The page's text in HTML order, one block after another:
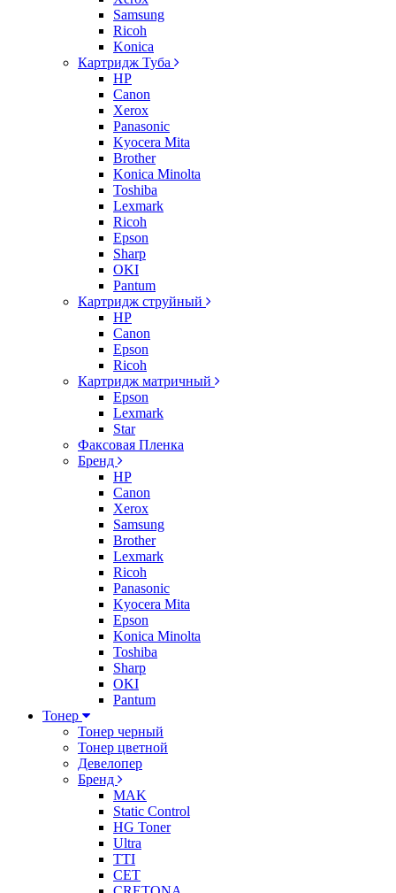
Samsung
Ricoh
Konica
Картридж Туба
HP
Canon
Xerox
Panasonic
Kyocera Mita
Brother
Konica Minolta
Toshiba
Lexmark
Ricoh
Epson
Sharp
OKI
Pantum
Картридж струйный
HP
Canon
Epson
Ricoh
Картридж матричный
Epson
Lexmark
Star
Факсовая Пленка
Бренд
HP
Canon
Xerox
Samsung
Brother
Lexmark
Ricoh
Panasonic
Kyocera Mita
Epson
Konica Minolta
Toshiba
Sharp
OKI
Pantum
Тонер
Тонер черный
Тонер цветной
Девелопер
Бренд
MAK
Static Control
HG Toner
Ultra
TTI
CET